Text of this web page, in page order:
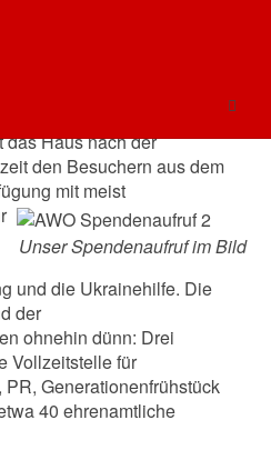
Haus nach der
den Besuchern aus dem
mit meist
Unser Spendenaufruf im Bild
und die Ukrainehilfe. Die
der
ohnehin dünn: Drei
Vollzeitstelle für
Generationenfrühstück
40 ehrenamtliche